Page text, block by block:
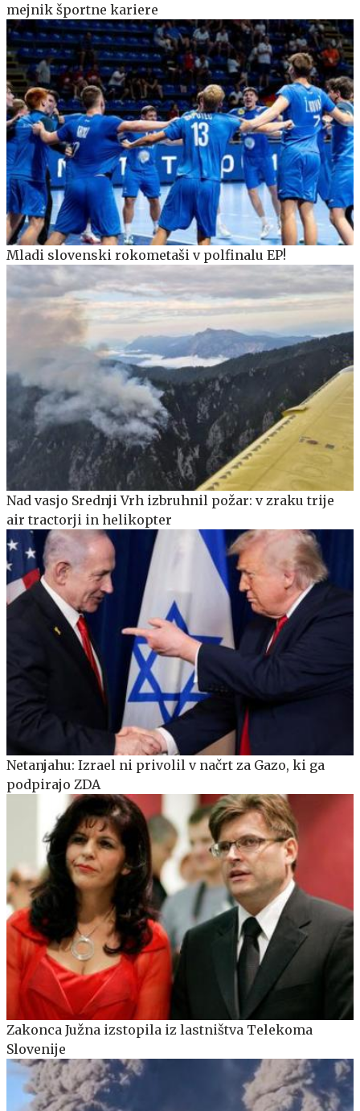
mejnik športne kariere
Mladi slovenski rokometaši v polfinalu EP!
Nad vasjo Srednji Vrh izbruhnil požar: v zraku trije
air tractorji in helikopter
Netanjahu: Izrael ni privolil v načrt za Gazo, ki ga
podpirajo ZDA
Zakonca Južna izstopila iz lastništva Telekoma
Slovenije